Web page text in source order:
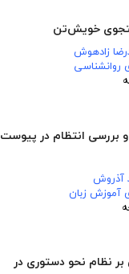
خویش‌تن
زادهوش
روانشناسی
و بررسی انتظام در پیوست
آذروش
آموزش زبان
بر نظام نحو دستوری در